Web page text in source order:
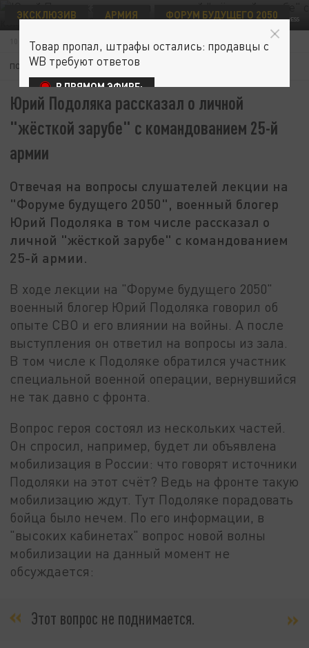
© ILYA MOSKOVETS URA.RU/GLOBALLOOKPRESS
ЭКСКЛЮЗИВ АРМИЯ ФОРУМ БУДУЩЕГО 2050
10 ИЮНЯ 10:48
ПОДПИШИТЕСЬ:
Юрий Подоляка рассказал о личной
"жёсткой зарубе" с командованием 25-й
армии
Отвечая на вопросы слушателей лекции на
"Форуме будущего 2050", военный блогер
Юрий Подоляка в том числе рассказал о
личной "жёсткой зарубе" с командованием
25-й армии.
В ходе лекции на "Форуме будущего 2050"
военный блогер Юрий Подоляка говорил об
опыте СВО и его влиянии на войны. А после
выступления он ответил на вопросы из зала.
В том числе к Подоляке обратился участник
специальной военной операции, вернувшийся
не так давно с фронта.
Вопрос героя состоял из нескольких частей.
Он спросил, например, будет ли объявлена
мобилизация в России: что говорят источники
Подоляки на этот счёт? Ведь на фронте такую
мобилизацию ждут. Тут Подоляке порадовать
бойца было нечем. По его информации, в
"высоких кабинетах" вопрос новой волны
мобилизации на данный момент не
обсуждается:
Этот вопрос не поднимается.
Товар пропал, штрафы остались: продавцы с
WB требуют ответов
В ПРЯМОМ ЭФИРЕ: